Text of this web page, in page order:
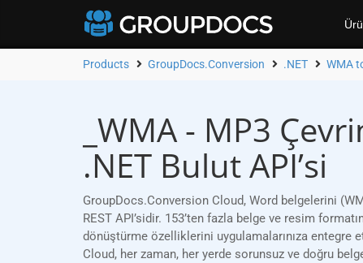
Products GroupDocs.Conversion .NET WMA
_WMA - MP3
.NET Bulut API’si
GroupDocs.Conversion Cloud, Word belgelerini
REST API’sidir. 153’ten fazla belge ve resim
dönüştürme özelliklerini uygulamalarınıza entegre
Cloud, her zaman, her yerde sorunsuz ve doğru